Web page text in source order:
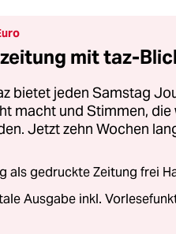
mit taz-
bietet jeden Samstag
macht und Stimmen,
Jetzt zehn Wochen
als gedruckte Zeitung frei
Ausgabe inkl.